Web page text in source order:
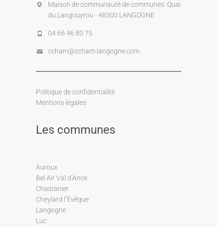
Maison de communauté de communes. Quai
du Langouyrou - 48300 LANGOGNE
04 66 46 80 75
ccham@ccham-langogne.com
Politique de confidentialité
Mentions légales
Les communes
Auroux
Bel Air Val d’Ance
Chastanier
Cheylard l’Évêque
Langogne
Luc